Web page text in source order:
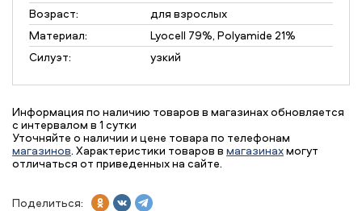
Возраст:
для взрослых
Материал:
Lyocell 79%, Polyamide 21%
Силуэт:
узкий
Информация по наличию товаров в магазинах обновляется
с интервалом в 1 сутки
Уточняйте о наличии и цене товара по телефонам
магазинов. Характеристики товаров в магазинахмогут
отличаться от приведенных на сайте.
Поделиться: